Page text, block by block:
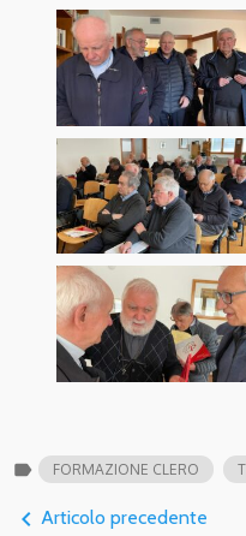
label FORMAZIONE CLERO
navigate_before Articolo precedente